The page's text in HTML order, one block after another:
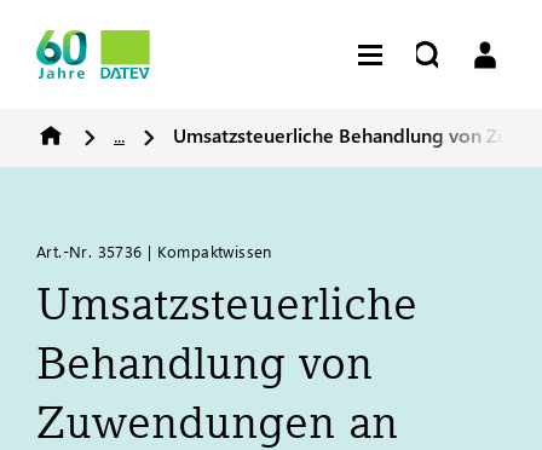
... Umsatzsteuerliche Behandlung von
Art.-Nr. 35736 | Kompaktwissen
Umsatzsteuerliche
Behandlung von
Zuwendungen an